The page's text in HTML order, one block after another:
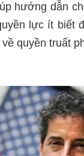
hướng dẫn
lực ít biết
quyền truất